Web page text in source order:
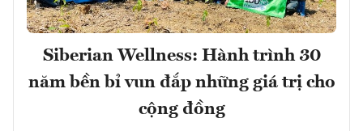
Siberian Wellness: Hành trình 30
năm bền bỉ vun đắp những giá trị cho
cộng đồng